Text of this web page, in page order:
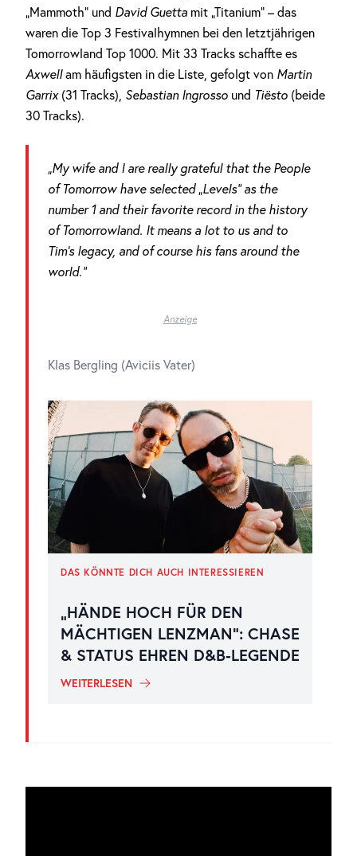
„Mammoth“ und David Guetta mit „Titanium“ – das
waren die Top 3 Festivalhymnen bei den letztjährigen
Tomorrowland Top 1000. Mit 33 Tracks schaffte es
Axwellam häufigsten in die Liste, gefolgt von Martin
Garrix(31 Tracks), Sebastian Ingrosso und Tiësto (beide
30 Tracks).
„My wife and I are really grateful that the People
of Tomorrow have selected „Levels“ as the
number 1 and their favorite record in the history
of Tomorrowland. It means a lot to us and to
Tim’s legacy, and of course his fans around the
world.“
Anzeige
Klas Bergling (Aviciis Vater)
DAS KÖNNTE DICH AUCH INTERESSIEREN
„HÄNDE HOCH FÜR DEN
MÄCHTIGEN LENZMAN“: CHASE
& STATUS EHREN D&B-LEGENDE
WEITERLESEN